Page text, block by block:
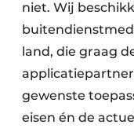
niet. Wij
land, die graag
gewenste
eisen én de